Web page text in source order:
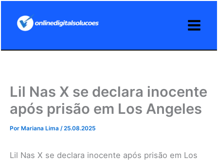
Lil Nas X se declara inocente
após prisão em Los Angeles
Por Mariana Lima /25.08.2025
Lil Nas X se declara inocente após prisão em Los